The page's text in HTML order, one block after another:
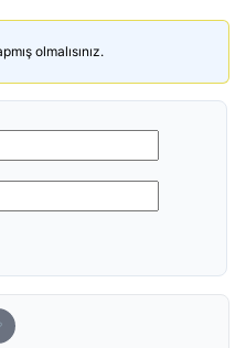
olmalısınız.